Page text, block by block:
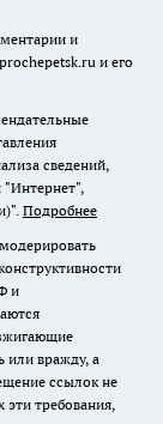
и
и его
сведений,
"Интернет",
Подробнее
и
или вражду, а
ссылок не
требования,